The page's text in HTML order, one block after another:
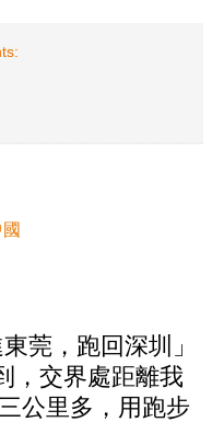
莞，跑回深圳」
，交界處距離我
公里多，用跑步